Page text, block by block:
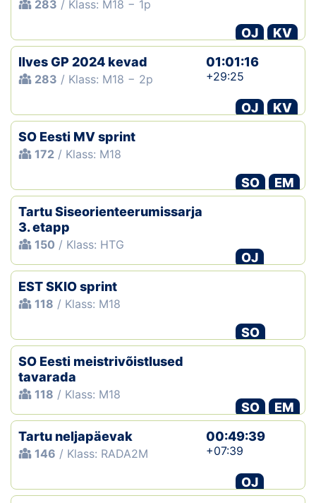
283 / Klass: M18 − 1p
OJ
KV
Ilves GP 2024 kevad
283 / Klass: M18 − 2p
01:01:16
+29:25
OJ
KV
SO Eesti MV sprint
172 / Klass: M18
SO
EM
Tartu Siseorienteerumissarja
3. etapp
150 / Klass: HTG
OJ
EST SKIO sprint
118 / Klass: M18
SO
SO Eesti meistrivõistlused
tavarada
118 / Klass: M18
SO
EM
Tartu neljapäevak
146 / Klass: RADA2M
00:49:39
+07:39
OJ